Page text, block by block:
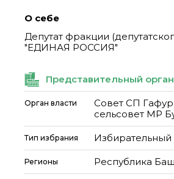
О себе
Депутат фракции
"ЕДИНАЯ РОССИЯ"
Представительный
Орган власти
Совет СП
сельсовет МР
Тип избрания Избирательный
Регионы Республика